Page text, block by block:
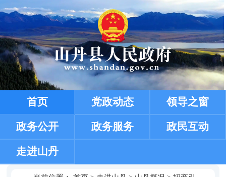
首页 党政动态 领导之窗
政务公开 政务服务 政民互动
走进山丹